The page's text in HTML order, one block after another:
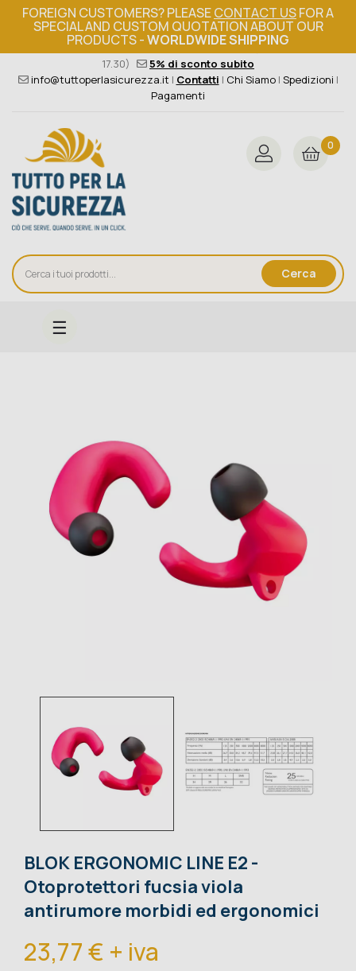
FOREIGN CUSTOMERS? PLEASECONTACT USFOR A
SPECIAL AND CUSTOM QUOTATION ABOUT OUR
PRODUCTS -WORLDWIDE SHIPPING
Ordine minimo 149€+iva 376 004 4000(Lun - Ven / 8.30 -
17.30)
5% di sconto subito
info@tuttoperlasicurezza.it | Contatti | Chi Siamo| Spedizioni |
Pagamenti
Cerca
0
navigazione
☰
BLOK ERGONOMIC LINE E2 -
Otoprotettori fucsia viola
antirumore morbidi ed ergonomici
23,77 € + iva